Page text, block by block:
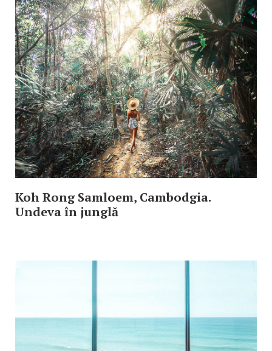
Koh Rong Samloem, Cambodgia.
Undeva în junglă